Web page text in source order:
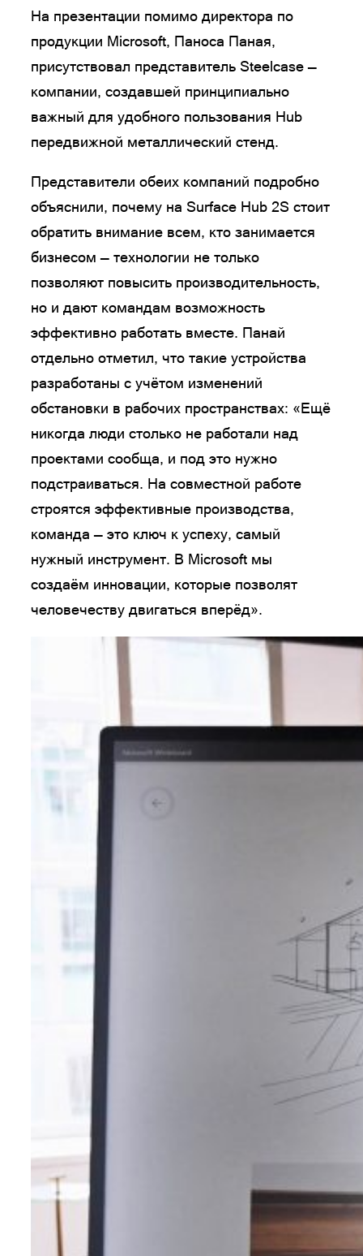
На презентации помимо директора по
продукции Microsoft, Паноса Паная,
присутствовал представитель Steelcase —
компании, создавшей принципиально
важный для удобного пользования Hub
передвижной металлический стенд.
Представители обеих компаний подробно
объяснили, почему на Surface Hub 2S стоит
обратить внимание всем, кто занимается
бизнесом — технологии не только
позволяют повысить производительность,
но и дают командам возможность
эффективно работать вместе. Панай
отдельно отметил, что такие устройства
разработаны с учётом изменений
обстановки в рабочих пространствах: «Ещё
никогда люди столько не работали над
проектами сообща, и под это нужно
подстраиваться. На совместной работе
строятся эффективные производства,
команда — это ключ к успеху, самый
нужный инструмент. В Microsoft мы
создаём инновации, которые позволят
человечеству двигаться вперёд».